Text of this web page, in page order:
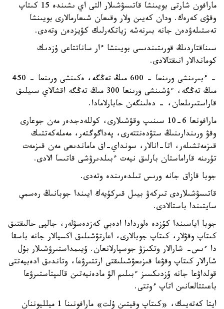
مارافون شارتى بويىنشا قاتىسۋشىلار التى اي ىشىندە 15 كىتاپ
وقۋى كەرەك. ودان كەيىن ولار وقىعان شىعارمالارى بويىنشا
تەستىلەۋدەن جانە بىرنەشە زياتكەرلىك كۋيزدەن وتەدى.
سىناقتاردىڭ قورىتىندىسى بويىنشا ءار ساناتتاعى ۇزدىك
كوماندالار انىقتالادى.
- ءبىرىنشى ورىنعا - 600 مىڭ تەڭگە، ەكىنشى ورىنعا - 450
مىڭ تەڭگە، ءۇشىنشى ورىنعا 300 مىڭ تەڭگە اقشالاي سىيلىق
قاراستىرىلعان، - دەلىنگەن حابارلامادا.
مارافونعا 6-10 سىنىپ وقۋشىلارى، كوللەدجدەر مەن جوعارى
وقۋ ورىندارىنىڭ ستۋدەنتتەرى، پەداگوگتەر، مەملەكەتتىك
قىزمەتشىلەر، اتا-انالار، سونداي-اق ماماندىعى مەن قىزمەت
تۇرىنە قاراماستان بارلىق نيەت ءبىلدىرۋشى قاتىسا الادى.
جوبا قازاق جانە ورىس تىلدەرىندە وتەدى.
قاتىسۋشىلاردى تىركەۋ بيىل قىركۇيەك ايىندا جوبانىڭ رەسمي
سايتىندا باستالادى.
جوبا اياسىندا كۇزدە ەلوردادا ادەبي كەزدەسۋلەر، جالپى حالىقتىق
كىتاپ وقۋلار، كىتاپ جوبالارى، اعارتۋشىلىق اكسيالار جانە باسقا
دا ءىس- شارالار وتكىزۋ جوسپارلانعان. ۇيىمداستىرۋشىلار بۇل
شارالار كىتاپ وقۋعا قىزىعۋشىلىقتى ارتتىرۋعا، وتاندىق ادەبيەتتى
قولداۋعا جانە ۇزدىكسىز ءبىلىم الۋ مادەنيەتىن قالىپتاستىرۋعا
باعىتتالعانىن اتاپ ءوتتى.
ايتا كەتەيىك، «كىتاپ وقيتىن ۇلت» مارافونىنا 1 ميلليوننان